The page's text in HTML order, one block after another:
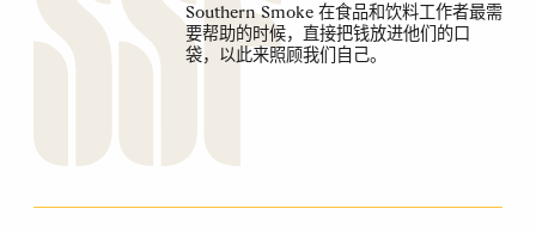
Southern Smoke 在食品和饮料工作者最需
要帮助的时候，直接把钱放进他们的口
袋，以此来照顾我们自己。